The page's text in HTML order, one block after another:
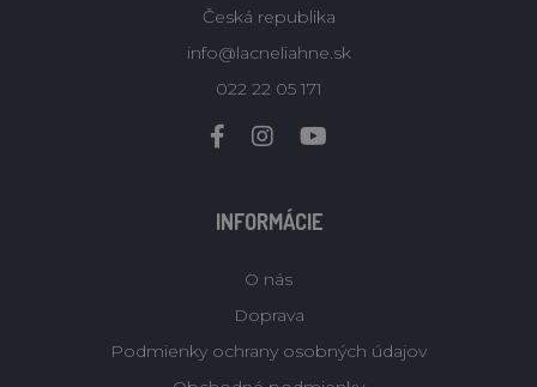
Česká republika
info@lacneliahne.sk
022 22 05 171
INFORMÁCIE
O nás
Doprava
Podmienky ochrany osobných údajov